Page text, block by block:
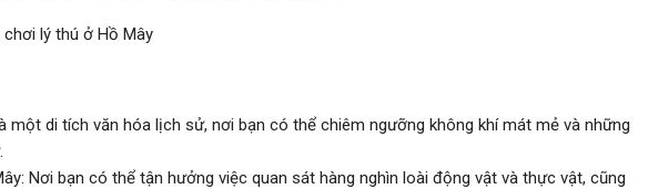
lý thú ở Hồ Mây
một di tích văn hóa lịch sử, nơi bạn có thể chiêm ngưỡng không khí mát mẻ và những
Nơi bạn có thể tận hưởng việc quan sát hàng nghìn loài động vật và thực vật, cũng